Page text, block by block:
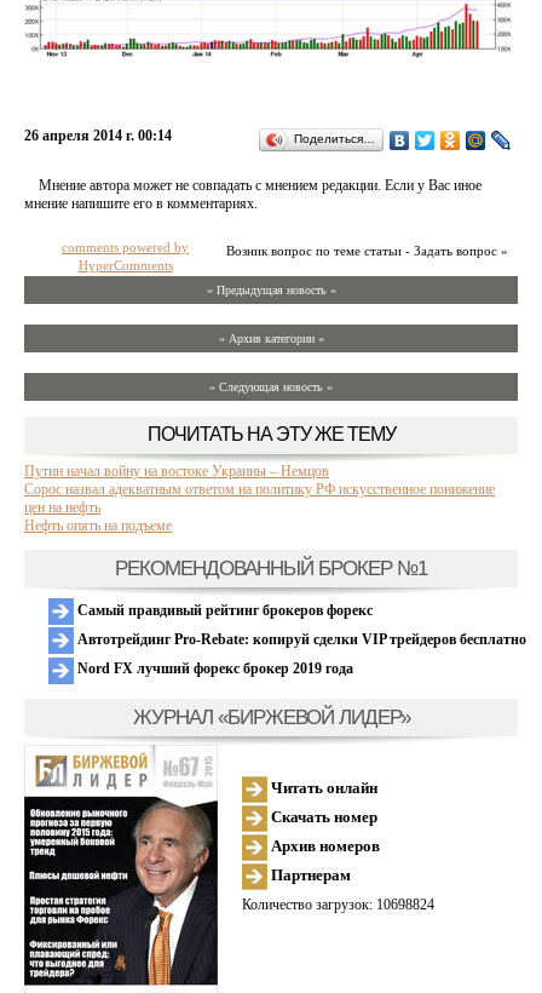
26 апреля 2014 г. 00:14 Поделиться…
Мнение автора может не совпадать с мнением редакции. Если у Вас иное
мнение напишите его в комментариях.
Возник вопрос по теме статьи - Задать вопрос »
comments powered by
HyperComments
« Предыдущая новость «
» Архив категории «
» Следующая новость »
ПОЧИТАТЬ НА ЭТУ ЖЕ ТЕМУ
Путин начал войну на востоке Украины – Немцов
Сорос назвал адекватным ответом на политику РФ искусственное понижение
цен на нефть
Нефть опять на подъеме
РЕКОМЕНДОВАННЫЙ БРОКЕР №1
Самый правдивый рейтинг брокеров форекс
Автотрейдинг Pro-Rebate: копируй сделки VIP трейдеров бесплатно
Nord FX лучший форекс брокер 2019 года
ЖУРНАЛ «БИРЖЕВОЙ ЛИДЕР»
Читать онлайн
Скачать номер
Архив номеров
Партнерам
Количество загрузок: 10698824